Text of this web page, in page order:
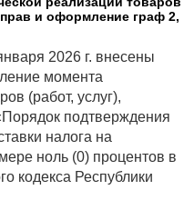
финансовых
тесту
без права
договором
к МСФО(IFRS)
должны
в долевые
и оформление граф 2,
2026 г. внесены
момента
(работ, услуг),
подтверждения
налога на
ноль (0) процентов в
кодекса Республики